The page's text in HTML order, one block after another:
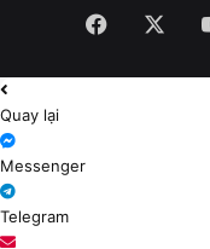
Facebook
Quay lại
Messenger
Telegram